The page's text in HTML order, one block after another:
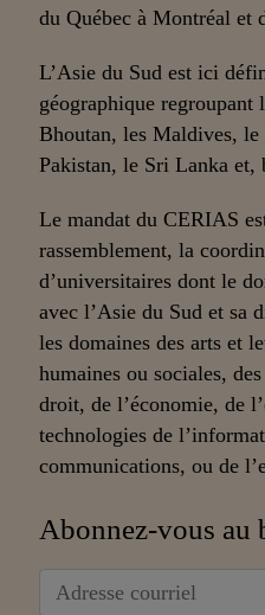
du Québec à Montréal et
L’Asie du Sud est ici
géographique regroupant
Bhoutan, les Maldives,
Pakistan, le Sri Lanka et,
Le mandat du CERIAS
rassemblement, la
d’universitaires dont le
avec l’Asie du Sud et sa
les domaines des arts et
humaines ou sociales,
droit, de l’économie, de
technologies de
communications, ou de
Abonnez-vous au